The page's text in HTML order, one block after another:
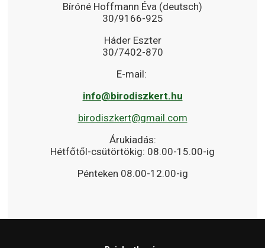
Bíróné Hoffmann Éva (deutsch)
30/9166-925
Háder Eszter
30/7402-870
E-mail:
info@birodiszkert.hu
birodiszkert@gmail.com
Árukiadás:
Hétfőtől-csütörtökig: 08.00-15.00-ig
Pénteken 08.00-12.00-ig